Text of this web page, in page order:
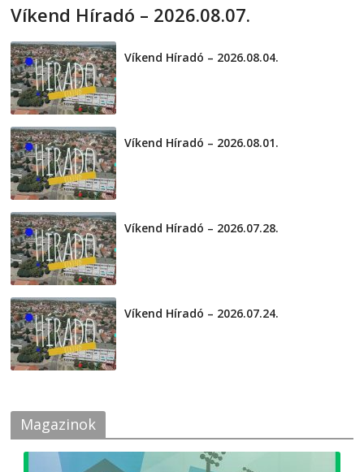
Víkend Híradó – 2026.08.07.
Víkend Híradó – 2026.08.04.
Víkend Híradó – 2026.08.01.
Víkend Híradó – 2026.07.28.
Víkend Híradó – 2026.07.24.
Magazinok